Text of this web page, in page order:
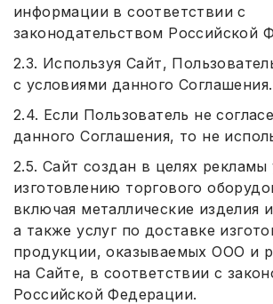
информации в соответствии с
законодательством Российской
2.3. Используя Сайт,
с условиями данного Соглашения.
2.4. Если Пользователь не
данного Соглашения, то не
2.5. Сайт создан в целях рекламы
изготовлению торгового
включая металлические изделия
а также услуг по доставке
продукции, оказываемых ООО и
на Сайте, в соответствии с
Российской Федерации.